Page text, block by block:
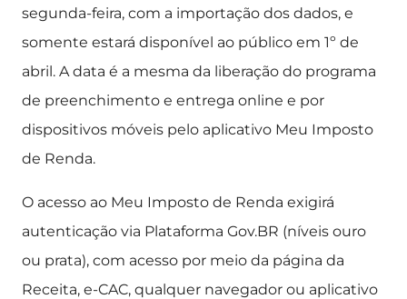
segunda-feira, com a importação dos dados, e
somente estará disponível ao público em 1º de
abril. A data é a mesma da liberação do programa
de preenchimento e entrega online e por
dispositivos móveis pelo aplicativo Meu Imposto
de Renda.
O acesso ao Meu Imposto de Renda exigirá
autenticação via Plataforma Gov.BR (níveis ouro
ou prata), com acesso por meio da página da
Receita, e-CAC, qualquer navegador ou aplicativo